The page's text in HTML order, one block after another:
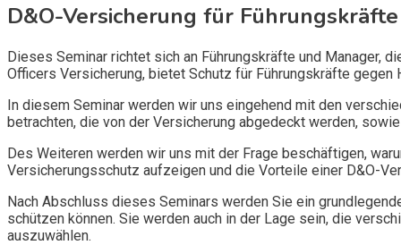
D&O-Versicherung für
Dieses Seminar richtet sich an Führungskräfte und Manager,
Officers Versicherung, bietet Schutz für Führungskräfte
In diesem Seminar werden wir uns eingehend mit den
betrachten, die von der Versicherung abgedeckt werden,
Des Weiteren werden wir uns mit der Frage beschäftigen,
Versicherungsschutz aufzeigen und die Vorteile einer D&O-
Nach Abschluss dieses Seminars werden Sie ein
schützen können. Sie werden auch in der Lage sein, die
auszuwählen.